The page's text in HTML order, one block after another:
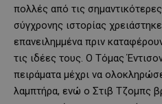
πολλές από τις
σύγχρονης ιστορίας
επανειλημμένα πριν
τις ιδέες τους. Ο Τόμας
πειράματα μέχρι να
λαμπτήρα, ενώ ο Στιβ Τζομπς